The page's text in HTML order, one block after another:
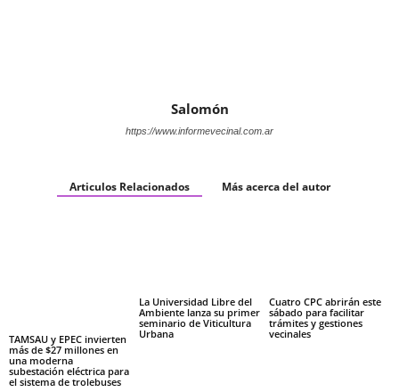
Salomón
https://www.informevecinal.com.ar
Articulos Relacionados Más acerca del autor
TAMSAU y EPEC invierten
más de $27 millones en
una moderna
subestación eléctrica para
el sistema de trolebuses
La Universidad Libre del
Ambiente lanza su primer
seminario de Viticultura
Urbana
Cuatro CPC abrirán este
sábado para facilitar
trámites y gestiones
vecinales